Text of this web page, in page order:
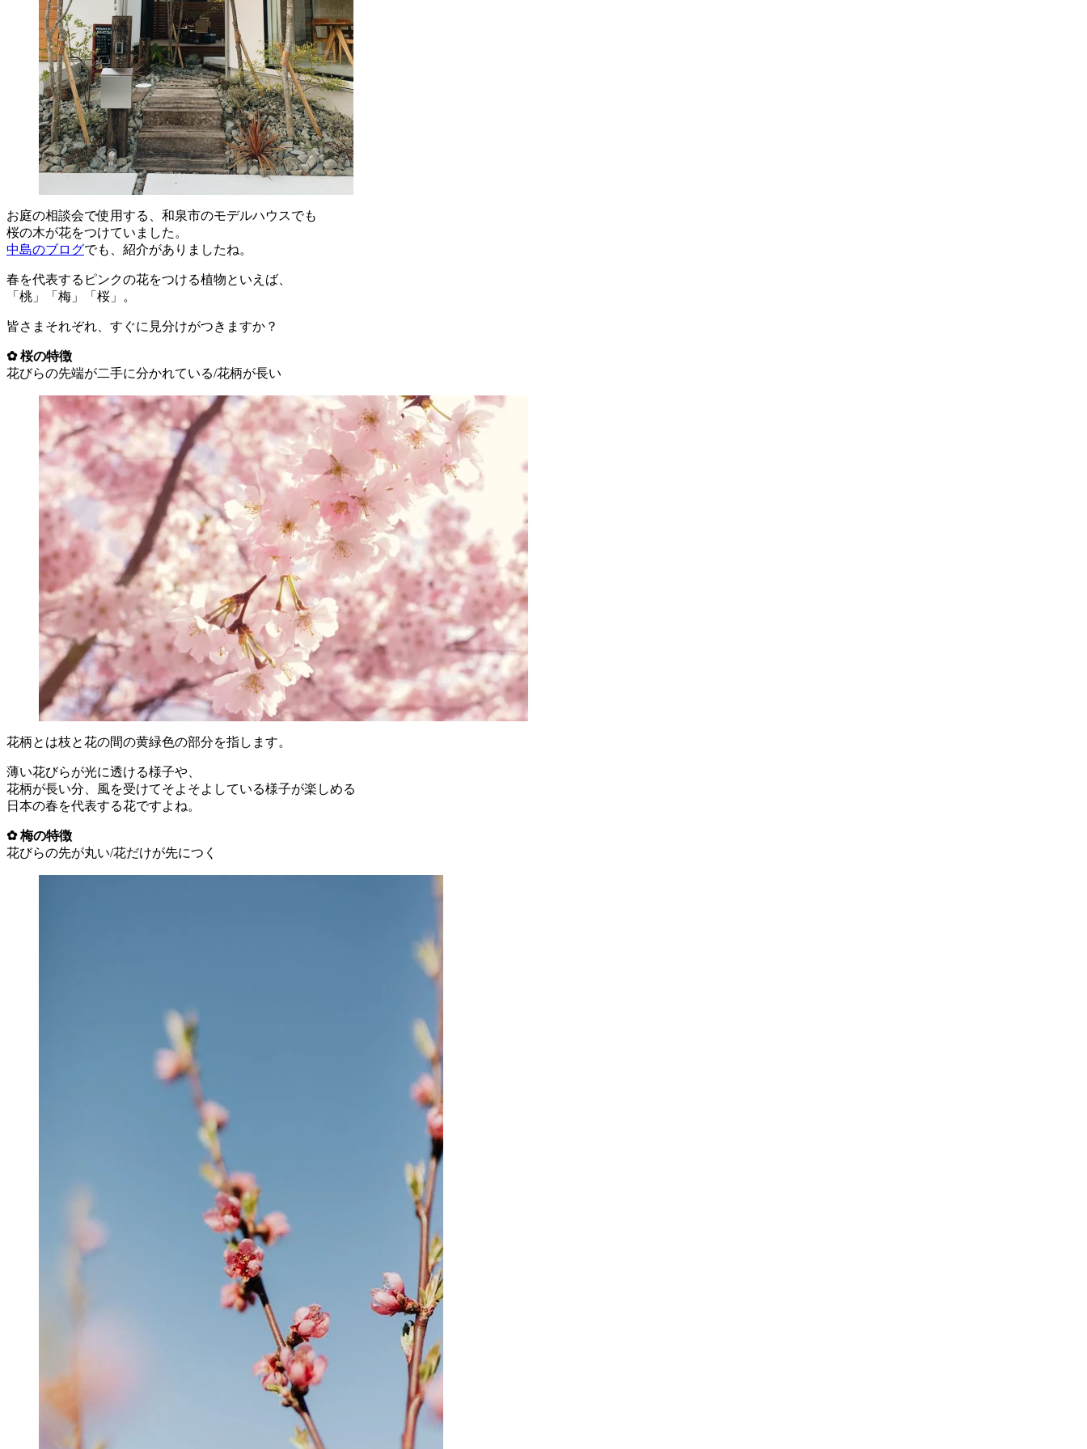
お庭の相談会で使用する、和泉市のモデルハウスでも
桜の木が花をつけていました。
中島のブログでも、紹介がありましたね。
春を代表するピンクの花をつける植物といえば、
「桃」「梅」「桜」。
皆さまそれぞれ、すぐに見分けがつきますか？
✿ 桜の特徴
花びらの先端が二手に分かれている/花柄が長い
花柄とは枝と花の間の黄緑色の部分を指します。
薄い花びらが光に透ける様子や、
花柄が長い分、風を受けてそよそよしている様子が楽しめる
日本の春を代表する花ですよね。
✿ 梅の特徴
花びらの先が丸い/花だけが先につく